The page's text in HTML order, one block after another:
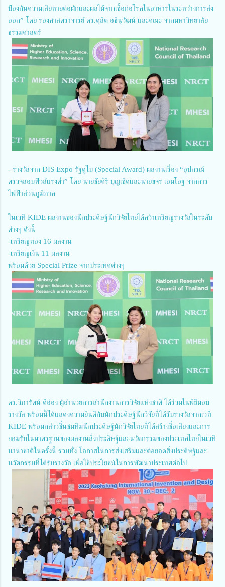
ป้องกันความเสียหายต่อผักและผลไม้จากเชื้อก่อโรคในอาหารในระหว่างการส่ง
ออก” โดย รองศาสตราจารย์ ดร.ดุสิต อธินุวัฒน์ และคณะ จากมหาวิทยาลัย
ธรรมศาสตร์
- รางวัลจาก DIS Expo รัฐดูไบ (Special Award) ผลงานเรื่อง “อุปกรณ์
ตรวจสอบฟิวส์แรงต่ำ” โดย นายชัยศิริ บุญเชิดและนายขจร เอมโอฐ จากการ
ไฟฟ้าส่วนภูมิภาค
ในเวที KIDE ผลงานของนักประดิษฐ์นักวิจัยไทยได้คว้าเหรียญรางวัลในระดับ
ต่างๆ ดังนี้
-เหรียญทอง 16 ผลงาน
-เหรียญเงิน 11 ผลงาน
พร้อมด้วย Special Prize จากประเทศต่างๆ
ดร.วิภารัตน์ ดีอ่อง ผู้อำนวยการสำนักงานการวิจัยแห่งชาติ ได้ร่วมในพิธีมอบ
รางวัล พร้อมนี้ได้แสดงความยินดีกับนักประดิษฐ์นักวิจัยที่ได้รับรางวัลจากเวที
KIDE พร้อมกล่าวชื่นชมทีมนักประดิษฐ์นักวิจัยไทยที่ได้สร้างชื่อเสียงและการ
ยอมรับในมาตรฐานของผลงานสิ่งประดิษฐ์และนวัตกรรมของประเทศไทยในเวที
นานาชาติในครั้งนี้ รวมทั้ง โอกาสในการส่งเสริมและต่อยอดสิ่งประดิษฐ์และ
นวัตกรรมที่ได้รับรางวัล เพื่อใช้ประโยชน์ในการพัฒนาประเทศต่อไป